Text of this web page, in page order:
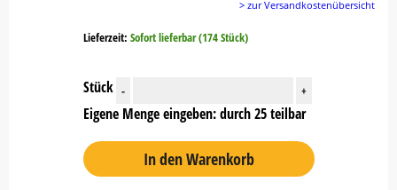
> zur Versandkostenübersicht
Lieferzeit: Sofort lieferbar (174 Stück)
Stück - +
Eigene Menge eingeben: durch 25 teilbar
In den Warenkorb